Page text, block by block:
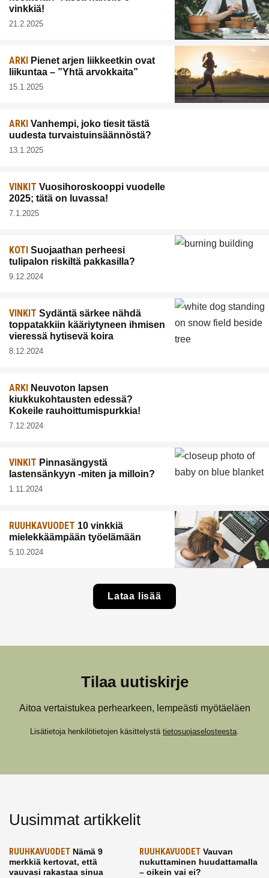
vinkkiä!
21.2.2025
ARKI Pienet arjen liikkeetkin ovat
liikuntaa – ”Yhtä arvokkaita”
15.1.2025
ARKI Vanhempi, joko tiesit tästä
uudesta turvaistuinsäännöstä?
13.1.2025
VINKIT Vuosihoroskooppi vuodelle
2025; tätä on luvassa!
7.1.2025
KOTI Suojaathan perheesi
tulipalon riskiltä pakkasilla?
9.12.2024
VINKIT Sydäntä särkee nähdä
toppatakkiin kääriytyneen ihmisen
vieressä hytisevä koira
8.12.2024
ARKI Neuvoton lapsen
kiukkukohtausten edessä?
Kokeile rauhoittumispurkkia!
7.12.2024
VINKIT Pinnasängystä
lastensänkyyn -miten ja milloin?
1.11.2024
RUUHKAVUODET 10 vinkkiä
mielekkäämpään työelämään
5.10.2024
Lataa lisää
Tilaa uutiskirje
Aitoa vertaistukea perhearkeen, lempeästi myötäeläen
Lisätietoja henkilötietojen käsittelystä tietosuojaselosteesta
Uusimmat artikkelit
RUUHKAVUODET Nämä 9
merkkiä kertovat, että
vauvasi rakastaa sinua
RUUHKAVUODETVauvan
nukuttaminen huudattamalla
– oikein vai ei?